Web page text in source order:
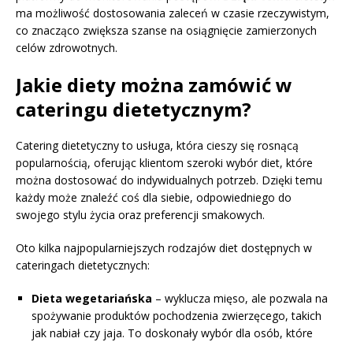
ma możliwość dostosowania zaleceń w czasie rzeczywistym,
co znacząco zwiększa szanse na osiągnięcie zamierzonych
celów zdrowotnych.
Jakie diety można zamówić w
cateringu dietetycznym?
Catering dietetyczny to usługa, która cieszy się rosnącą
popularnością, oferując klientom szeroki wybór diet, które
można dostosować do indywidualnych potrzeb. Dzięki temu
każdy może znaleźć coś dla siebie, odpowiedniego do
swojego stylu życia oraz preferencji smakowych.
Oto kilka najpopularniejszych rodzajów diet dostępnych w
cateringach dietetycznych:
Dieta wegetariańska – wyklucza mięso, ale pozwala na
spożywanie produktów pochodzenia zwierzęcego, takich
jak nabiał czy jaja. To doskonały wybór dla osób, które